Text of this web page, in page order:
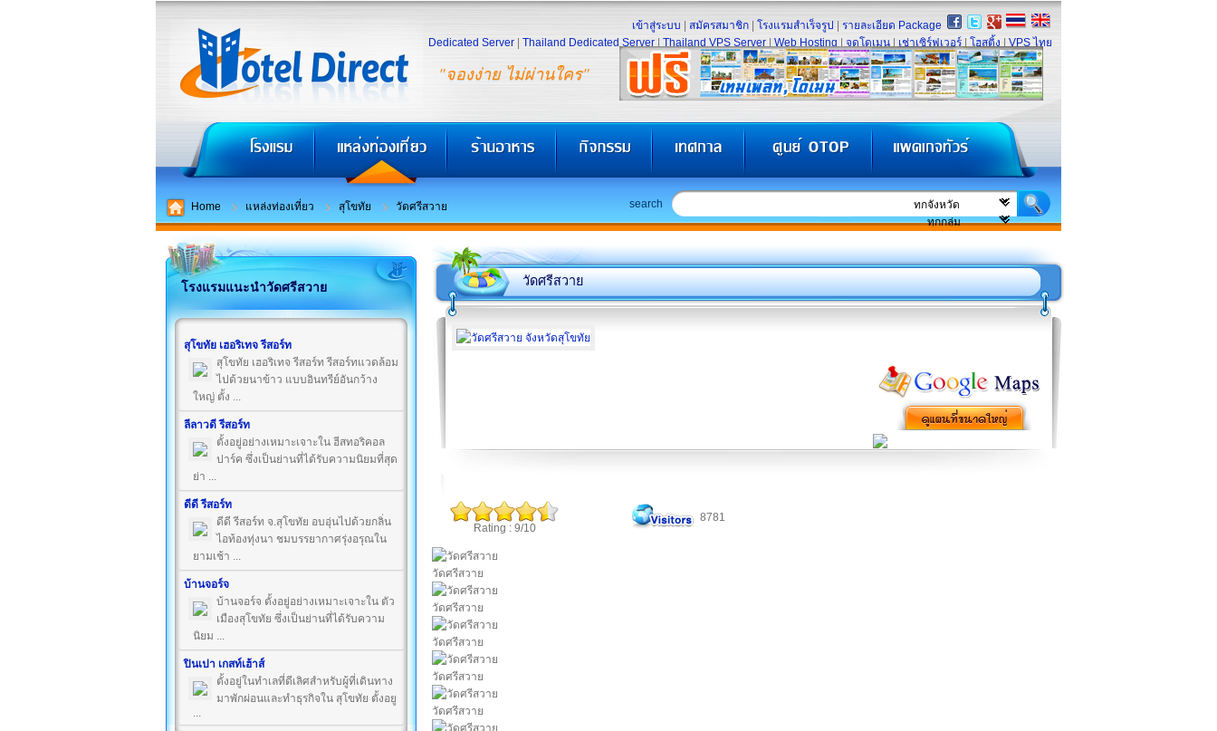
"จองง่าย ไม่ผ่านใคร"
เข้าสู่ระบบ สมัครสมาชิก โรงแรมสำเร็จรูป
รายละเอียด Package
Dedicated Server
Thailand Dedicated Server Thailand VPS Server Web Hosting จดโดเมน เช่าเซิร์ฟเวอร์ โฮสติ้ง VPS ไทย
Home แหล่งท่องเที่ยว สุโขทัย วัดศรีสวาย search
โรงแรมแนะนำวัดศรีสวาย
สุโขทัย เฮอริเทจ รีสอร์ท
สุโขทัย เฮอริเทจ รีสอร์ท รีสอร์ทแวดล้อม
ไปด้วยนาข้าว แบบอินทรีย์อันกว้าง
ใหญ่ ตั้ง ...
ลีลาวดี รีสอร์ท
ตั้งอยู่อย่างเหมาะเจาะใน ฮีสทอริคอล
ปาร์ค ซึ่งเป็นย่านที่ได้รับความนิยมที่สุด
ย่า ...
ดีดี รีสอร์ท
ดีดี รีสอร์ท จ.สุโขทัย อบอุ่นไปด้วยกลิ่น
ไอท้องทุ่งนา ชมบรรยากาศรุ่งอรุณใน
ยามเช้า ...
บ้านจอร์จ
บ้านจอร์จ ตั้งอยู่อย่างเหมาะเจาะใน ตัว
เมืองสุโขทัย ซึ่งเป็นย่านที่ได้รับความ
นิยม ...
ปินเปา เกสท์เฮ้าส์
ตั้งอยู่ในทำเลที่ดีเลิศสำหรับผู้ที่เดินทาง
มาพักผ่อนและทำธุรกิจใน สุโขทัย ตั้งอยู
...
วัดศรีสวาย
Rating : 9/10
8781
วัดศรีสวาย
วัดศรีสวาย
วัดศรีสวาย
วัดศรีสวาย
วัดศรีสวาย